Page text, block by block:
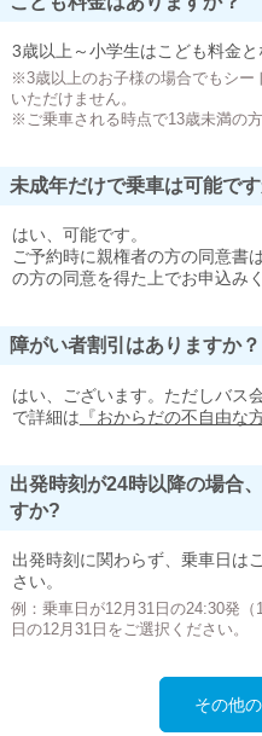
3歳以上～小学生はこども料金と
※3歳以上のお子様の場合でもシー
いただけません。
※ご乗車される時点で13歳未満の
未成年だけで乗車は可能です
はい、可能です。
ご予約時に親権者の方の同意書
の方の同意を得た上でお申込み
障がい者割引はありますか？
はい、ございます。ただしバス
で詳細は 『おからだの不自由な
出発時刻が24時以降の場合
すか?
出発時刻に関わらず、乗車日は
さい。
例：乗車日が12月31日の24:30発
日の12月31日をご選択ください。
その他